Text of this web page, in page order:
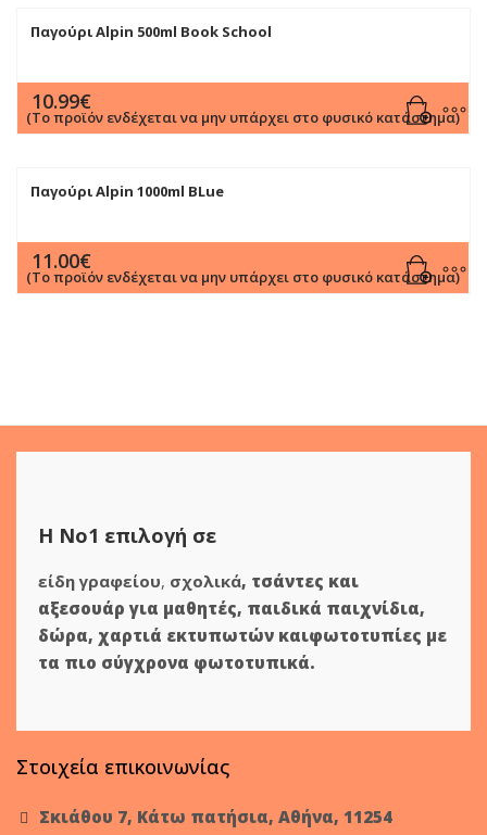
Παγούρι Alpin 500ml Book School
10.99€
(Το προϊόν ενδέχεται να μην υπάρχει στο φυσικό κατάστημα)
Παγούρι Alpin 1000ml BLue
11.00€
(Το προϊόν ενδέχεται να μην υπάρχει στο φυσικό κατάστημα)
Η Νο1 επιλογή σε
είδη γραφείου, σχολικά, τσάντες και
αξεσουάρ για μαθητές, παιδικά παιχνίδια,
δώρα, χαρτιά εκτυπωτών καιφωτοτυπίες με
τα πιο σύγχρονα φωτοτυπικά.
Στοιχεία επικοινωνίας
Σκιάθου 7, Κάτω πατήσια, Αθήνα, 11254